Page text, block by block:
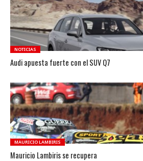
NOTICIAS
Audi apuesta fuerte con el SUV Q7
MAURICIO LAMBIRIS
Mauricio Lambiris se recupera